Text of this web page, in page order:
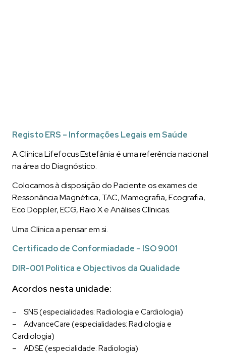
Registo ERS – Informações Legais em Saúde
A Clínica Lifefocus Estefânia é uma referência nacional
na área do Diagnóstico.
Colocamos à disposição do Paciente os exames de
Ressonância Magnética, TAC, Mamografia, Ecografia,
Eco Doppler, ECG, Raio X e Análises Clínicas.
Uma Clínica a pensar em si.
Certificado de Conformiadade – ISO 9001
DIR-001 Politica e Objectivos da Qualidade
Acordos nesta unidade:
SNS(especialidades: Radiologia e Cardiologia)
AdvanceCare (especialidades: Radiologia e
Cardiologia)
ADSE(especialidade: Radiologia)